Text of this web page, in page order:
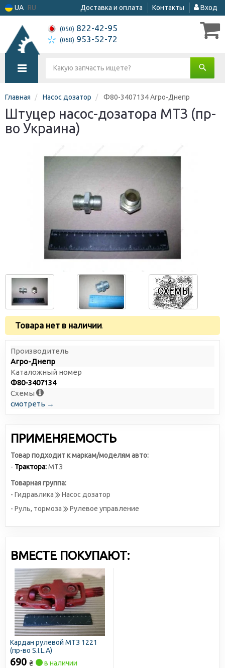
UA RU Доставка и оплата Контакты Вход
(050) 822-42-95
(068) 953-52-72
Главная Насос дозатор Ф80-3407134 Агро-Днепр
Штуцер насос-дозатора МТЗ (пр-
во Украина)
Товара нет в наличии.
Производитель
Агро-Днепр
Каталожный номер
Ф80-3407134
Схемы
смотреть →
ПРИМЕНЯЕМОСТЬ
Товар подходит к маркам/моделям авто:
- Трактора:МТЗ
Товарная группа:
- Гидравлика
Насос дозатор
- Руль, тормоза
Рулевое управление
ВМЕСТЕ ПОКУПАЮТ:
Кардан рулевой МТЗ 1221
(пр-во S.I.L.A)
690 ₴ в наличии